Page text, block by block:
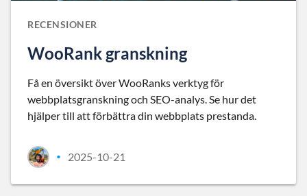
RECENSIONER
WooRank granskning
Få en översikt över WooRanks verktyg för
webbplatsgranskning och SEO-analys. Se hur det
hjälper till att förbättra din webbplats prestanda.
• 2025-10-21